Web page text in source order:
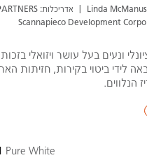
אדריכלות: CECIL BAKER + PARTNERS
ונעים בעל עושר ויזואלי
לידי ביטוי בקירות, חזיתות
הנלווים.
Pure White